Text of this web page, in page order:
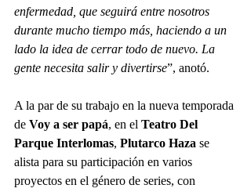
enfermedad, que seguirá entre nosotros
durante mucho tiempo más, haciendo a un
lado la idea de cerrar todo de nuevo. La
gente necesita salir y divertirse”, anotó.
A la par de su trabajo en la nueva temporada
de Voy a ser papá, en el Teatro Del
Parque Interlomas, Plutarco Haza se
alista para su participación en varios
proyectos en el género de series, con